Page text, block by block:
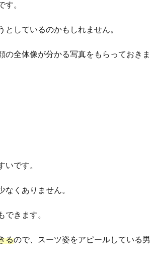
す。
しているのかもしれません。
全体像が分かる写真をもらっておきま
です。
くありません。
できます。
るので、スーツ姿をアピールしている男